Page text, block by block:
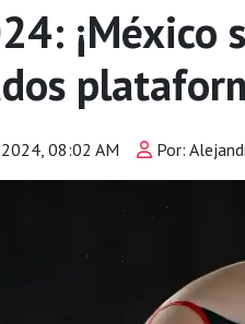
¡México
08:02 AM Por: